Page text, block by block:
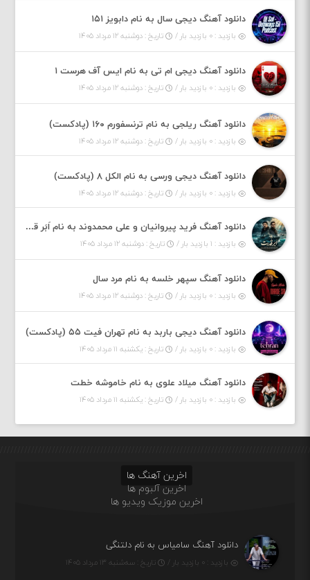
دانلود آهنگ دیجی سال به نام دابویز ۱۵۱
بازدید : ۰ بازدید بار / تاریخ : دوشنبه ۱۲ مرداد ۱۴۰۵
دانلود آهنگ دیجی ام تی به نام ایس آف هرست ۱
بازدید : ۰ بازدید بار / تاریخ : دوشنبه ۱۲ مرداد ۱۴۰۵
دانلود آهنگ ریلجی به نام ترنسفورم ۱۶۰ (پادکست)
بازدید : ۰ بازدید بار / تاریخ : دوشنبه ۱۲ مرداد ۱۴۰۵
دانلود آهنگ دیجی ورسی به نام الکل ۸ (پادکست)
بازدید : ۰ بازدید بار / تاریخ : دوشنبه ۱۲ مرداد ۱۴۰۵
دانلود آهنگ فرید پیروانیان و علی محمدوند به نام اَبَر قدرت
بازدید : ۱ بازدید بار / تاریخ : دوشنبه ۱۲ مرداد ۱۴۰۵
دانلود آهنگ سپهر خلسه به نام مرد سال
بازدید : ۰ بازدید بار / تاریخ : دوشنبه ۱۲ مرداد ۱۴۰۵
دانلود آهنگ دیجی باربد به نام تهران فیت ۵۵ (پادکست)
بازدید : ۰ بازدید بار / تاریخ : یکشنبه ۱۱ مرداد ۱۴۰۵
دانلود آهنگ میلاد علوی به نام خاموشه خطت
بازدید : ۰ بازدید بار / تاریخ : یکشنبه ۱۱ مرداد ۱۴۰۵
اخرین آهنگ ها
اخرین آلبوم ها
اخرین موزیک ویدیو ها
دانلود آهنگ سامیاس به نام دلتنگی
بازدید : ۰ بازدید بار / تاریخ : سه‌شنبه ۱۳ مرداد ۱۴۰۵